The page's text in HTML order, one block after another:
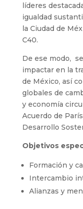
líderes
igualdad
la Ciudad de
C40.
De ese modo,
impactar en la
de México, así
globales de
y economía
Acuerdo de
Desarrollo
Objetivos
Formación y
Intercambio
Alianzas y